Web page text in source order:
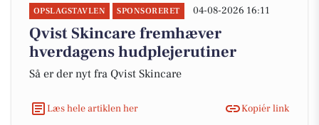
OPSLAGSTAVLEN SPONSORERET 04-08-2026 16:11
Qvist Skincare fremhæver
hverdagens hudplejerutiner
Så er der nyt fra Qvist Skincare
Læs hele artiklen her Kopiér link